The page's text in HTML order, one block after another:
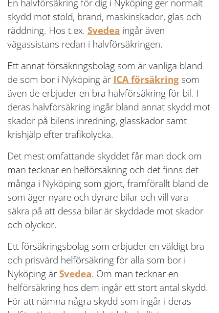
En halvförsäkring för dig i Nyköping ger normalt
skydd mot stöld, brand, maskinskador, glas och
räddning. Hos t.ex. Svedea ingår även
vägassistans redan i halvförsäkringen.
Ett annat försäkringsbolag som är vanliga bland
de som bor i Nyköping är ICA försäkring som
även de erbjuder en bra halvförsäkring för bil. I
deras halvförsäkring ingår bland annat skydd mot
skador på bilens inredning, glasskador samt
krishjälp efter trafikolycka.
Det mest omfattande skyddet får man dock om
man tecknar en helförsäkring och det finns det
många i Nyköping som gjort, framförallt bland de
som äger nyare och dyrare bilar och vill vara
säkra på att dessa bilar är skyddade mot skador
och olyckor.
Ett försäkringsbolag som erbjuder en väldigt bra
och prisvärd helförsäkring för alla som bor i
Nyköping är Svedea. Om man tecknar en
helförsäkring hos dem ingår ett stort antal skydd.
För att nämna några skydd som ingår i deras